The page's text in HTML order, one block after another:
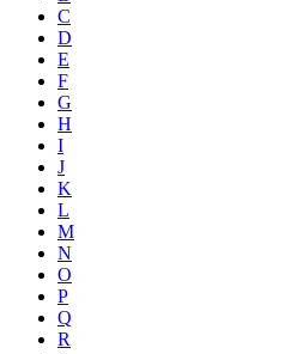
C
D
E
F
G
H
I
J
K
L
M
N
O
P
Q
R